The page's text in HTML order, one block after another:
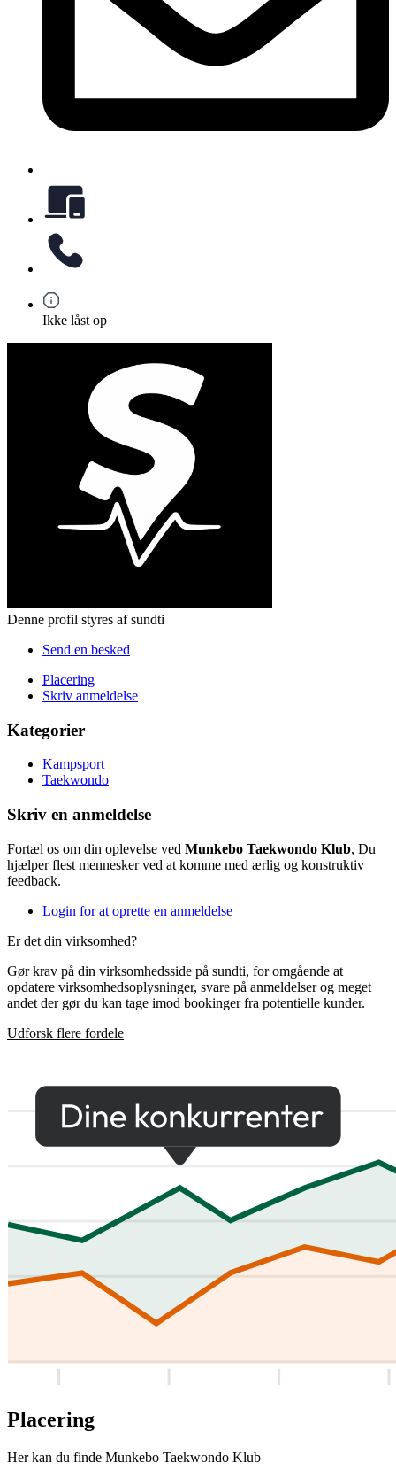
Ikke låst op
Denne profil styres af sundti
Send en besked
Placering
Skriv anmeldelse
Kategorier
Kampsport
Taekwondo
Skriv en anmeldelse
Fortæl os om din oplevelse ved Munkebo Taekwondo Klub, Du
hjælper flest mennesker ved at komme med ærlig og konstruktiv
feedback.
Login for at oprette en anmeldelse
Er det din virksomhed?
Gør krav på din virksomhedsside på sundti, for omgående at
opdatere virksomhedsoplysninger, svare på anmeldelser og meget
andet der gør du kan tage imod bookinger fra potentielle kunder.
Udforsk flere fordele
Placering
Her kan du finde Munkebo Taekwondo Klub